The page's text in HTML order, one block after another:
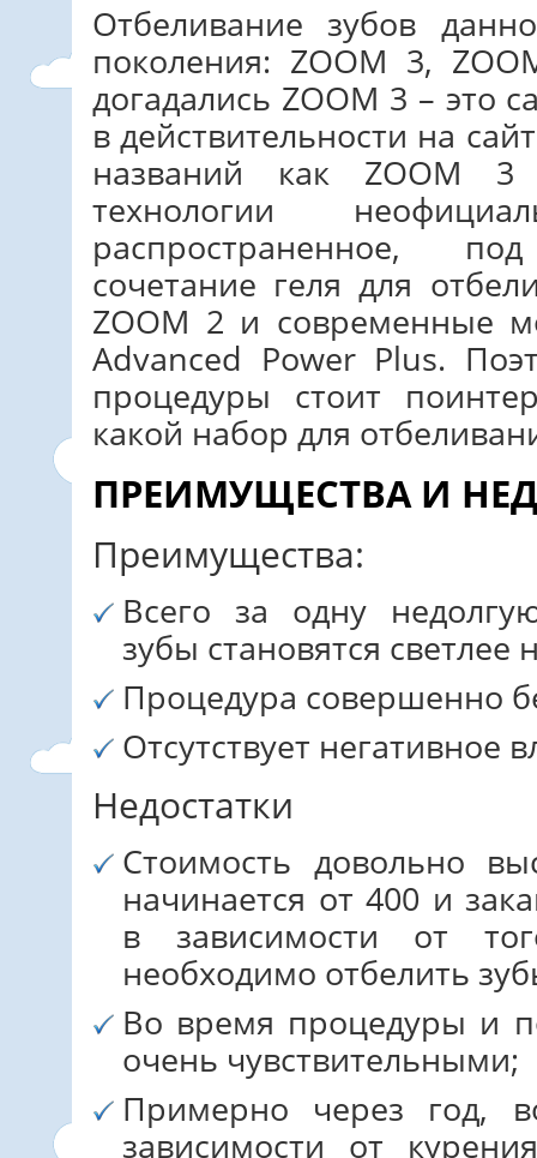
Отбеливание зубов
поколения: ZOOM 3,
догадались ZOOM 3 – это
в действительности на
названий как ZOOM 3
технологии
распространенное,
сочетание геля для
ZOOM 2 и современные
Advanced Power Plus.
процедуры стоит
какой набор для
ПРЕИМУЩЕСТВА И
Преимущества:
Всего за одну
зубы становятся светлее
Процедура совершенно
Отсутствует негативное
Недостатки
Стоимость довольно
начинается от 400 и
в зависимости от
необходимо отбелить
Во время процедуры и
очень чувствительными;
Примерно через год,
зависимости от